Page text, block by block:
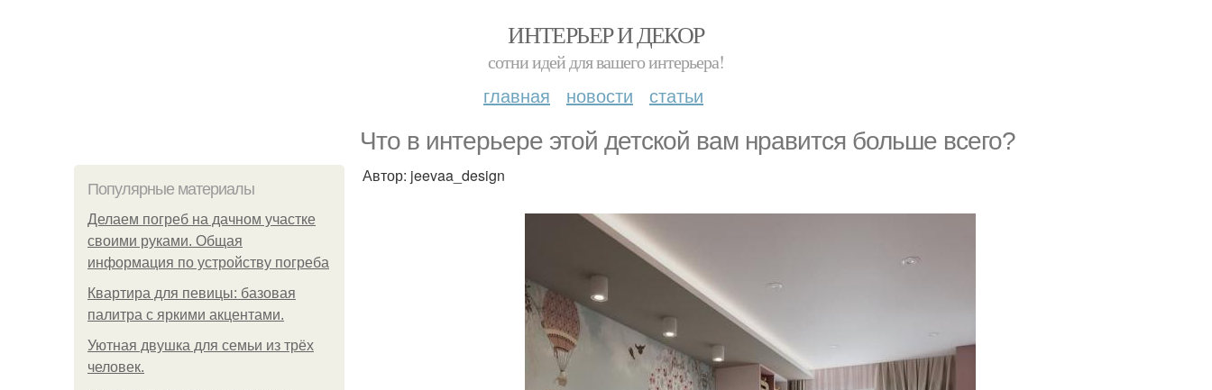
ИНТЕРЬЕР И ДЕКОР
сотни идей для вашего интерьера!
главная новости статьи
Что в интерьере этой детской вам нравится больше всего?
Популярные материалы
Делаем погреб на дачном участке
своими руками. Общая
информация по устройству погреба
Квартира для певицы: базовая
палитра с яркими акцентами.
Уютная двушка для семьи из трёх
человек.
Автор: jeevaa_design